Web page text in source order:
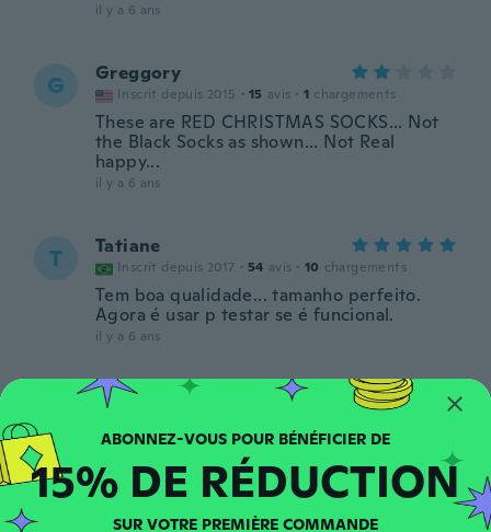
il y a 6 ans
G Greggory
Inscrit depuis 2015 · 15 avis · 1 chargements
These are RED CHRISTMAS SOCKS... Not
the Black Socks as shown... Not Real
happy...
il y a 6 ans
T Tatiane
Inscrit depuis 2017 · 54 avis · 10 chargements
Tem boa qualidade... tamanho perfeito.
Agora é usar p testar se é funcional.
il y a 6 ans
Janice
they fit nicely and feel good not to thick
nor to warm
il y a 6 ans
15% DE RÉDUCTION
SUR VOTRE PREMIÈRE COMMANDE